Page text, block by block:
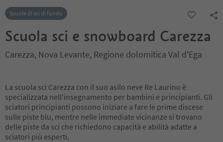
Scuole di sci di fondo
Scuola sci e snowboard Carezza
Carezza, Nova Levante, Regione dolomitica Val d'Ega
La scuola sci Carezza con il suo asilo neve Re Laurino è
specializzata nell'insegnamento per bambini e principianti. Gli
sciatori principianti possono iniziare a fare le prime discese
sulle piste blu, mentre nelle immediate vicinanze si trovano
delle piste da sci che richiedono capacità e abilità adatte a
sciatori più esperti.